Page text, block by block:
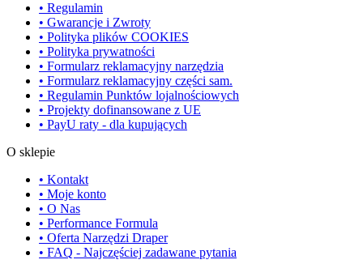
• Regulamin
• Gwarancje i Zwroty
• Polityka plików COOKIES
• Polityka prywatności
• Formularz reklamacyjny narzędzia
• Formularz reklamacyjny części sam.
• Regulamin Punktów lojalnościowych
• Projekty dofinansowane z UE
• PayU raty - dla kupujących
O sklepie
• Kontakt
• Moje konto
• O Nas
• Performance Formula
• Oferta Narzędzi Draper
• FAQ - Najczęściej zadawane pytania